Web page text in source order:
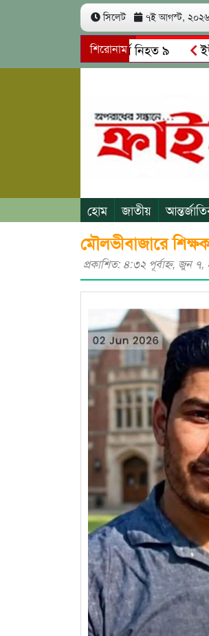
সিলেট ৭ই আগস্ট, ২০২৬
শিরোনাম
মুখোমুখি সং’ঘ’র্ষে নিহত ৯ ইউকে
রিমালকে গ্রেপ্তারের দাবি স্থানীয়দের
হোম জাতীয়
মৌলভীবাজারে
প্রকাশিত: ৪:৩২ পূর্বাহ্ণ, জুন